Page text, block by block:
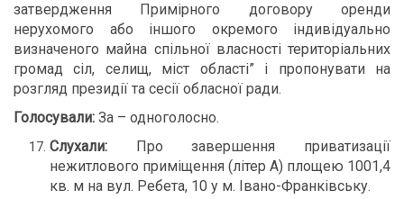
затвердження Примірного договору оренди
нерухомого або іншого окремого індивідуально
визначеного майна спільної власності територіальних
громад сіл, селищ, міст області” і пропонувати на
розгляд президії та сесії обласної ради.
Голосували: За – одноголосно.
Слухали: Про завершення приватизації
нежитлового приміщення (літер А) площею 1001,4
кв. м на вул. Ребета, 10 у м. Івано-Франківську.